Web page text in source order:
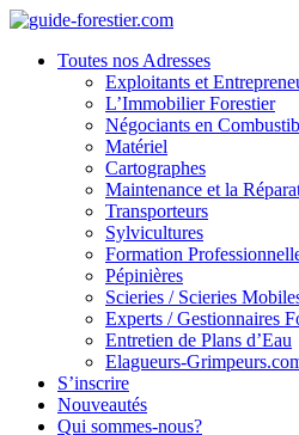
Toutes nos Adresses
Exploitants et
L’Immobilier Forestier
Négociants en
Matériel
Cartographes
Maintenance et la
Transporteurs
Sylvicultures
Formation
Pépinières
Scieries / Scieries
Experts / Gestionnaires
Entretien de Plans d’Eau
Elagueurs-
S’inscrire
Nouveautés
Qui sommes-nous?